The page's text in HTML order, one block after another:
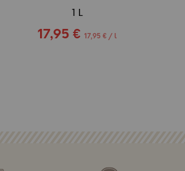
1 L
17,95 € 17,95 € / l